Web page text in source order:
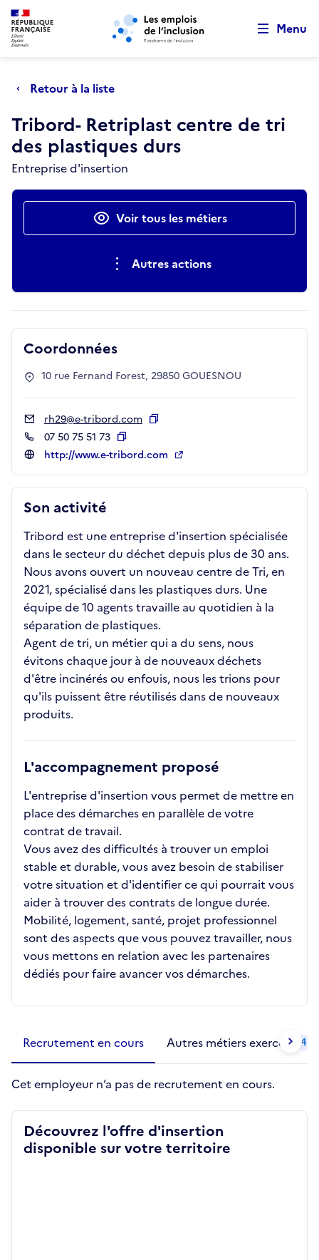
Aller au menu principal Aller au contenu principal
Menu
Retour à la liste
Tribord- Retriplast centre de tri
des plastiques durs
Entreprise d'insertion
Actions rapidesVoir tous les métiers
Autres actions
Son activité
Tribord est une entreprise d'insertion spécialisée
dans le secteur du déchet depuis plus de 30 ans.
Nous avons ouvert un nouveau centre de Tri, en
2021, spécialisé dans les plastiques durs. Une
équipe de 10 agents travaille au quotidien à la
séparation de plastiques.
Agent de tri, un métier qui a du sens, nous
évitons chaque jour à de nouveaux déchets
d'être incinérés ou enfouis, nous les trions pour
qu'ils puissent être réutilisés dans de nouveaux
produits.
L'accompagnement proposé
L'entreprise d'insertion vous permet de mettre en
place des démarches en parallèle de votre
contrat de travail.
Vous avez des difficultés à trouver un emploi
stable et durable, vous avez besoin de stabiliser
votre situation et d'identifier ce qui pourrait vous
aider à trouver des contrats de longue durée.
Mobilité, logement, santé, projet professionnel
sont des aspects que vous pouvez travailler, nous
vous mettons en relation avec les partenaires
dédiés pour faire avancer vos démarches.
Coordonnées
10 rue Fernand Forest, 29850 GOUESNOU
rh29@e-tribord.com
07 50 75 51 73
Copier
http://www.e-tribord.com
Recrutement en cours Autres métiers exercés 4
Cet employeur n’a pas de recrutement en cours.
Découvrez l'offre d'insertion
disponible sur votre territoire
Retour au début de la page
Panneau de gestion des cookies